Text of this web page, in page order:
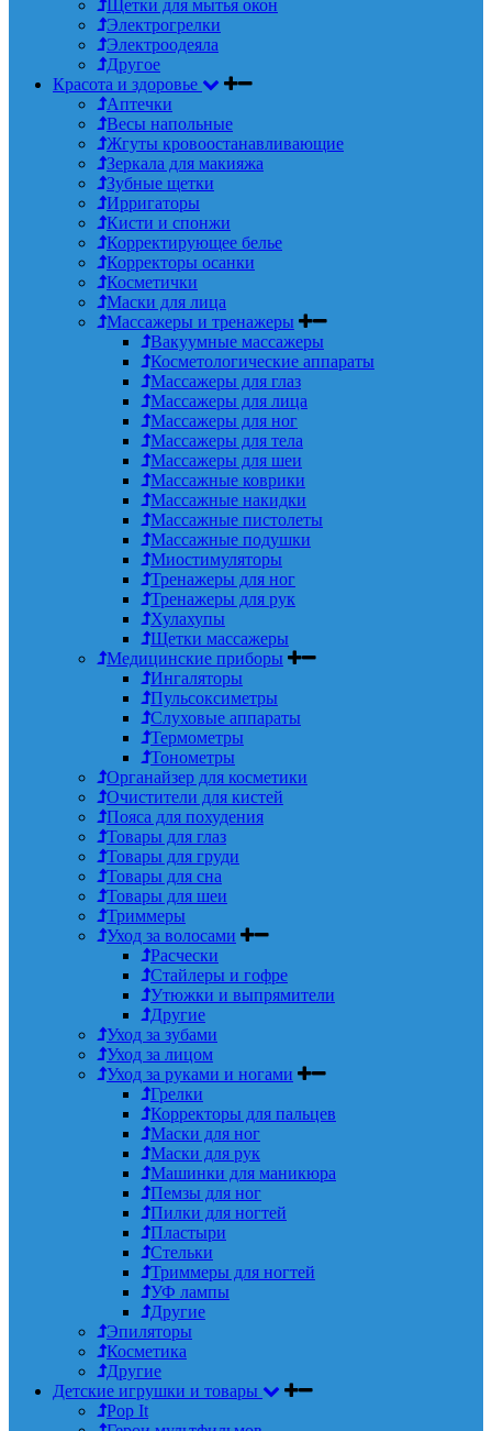
Щетки для мытья окон
Электрогрелки
Электроодеяла
Другое
Красота и здоровье
Аптечки
Весы напольные
Жгуты кровоостанавливающие
Зеркала для макияжа
Зубные щетки
Ирригаторы
Кисти и спонжи
Корректирующее белье
Корректоры осанки
Косметички
Маски для лица
Массажеры и тренажеры
Вакуумные массажеры
Косметологические аппараты
Массажеры для глаз
Массажеры для лица
Массажеры для ног
Массажеры для тела
Массажеры для шеи
Массажные коврики
Массажные накидки
Массажные пистолеты
Массажные подушки
Миостимуляторы
Тренажеры для ног
Тренажеры для рук
Хулахупы
Щетки массажеры
Медицинские приборы
Ингаляторы
Пульсоксиметры
Слуховые аппараты
Термометры
Тонометры
Органайзер для косметики
Очистители для кистей
Пояса для похудения
Товары для глаз
Товары для груди
Товары для сна
Товары для шеи
Триммеры
Уход за волосами
Расчески
Стайлеры и гофре
Утюжки и выпрямители
Другие
Уход за зубами
Уход за лицом
Уход за руками и ногами
Грелки
Корректоры для пальцев
Маски для ног
Маски для рук
Машинки для маникюра
Пемзы для ног
Пилки для ногтей
Пластыри
Стельки
Триммеры для ногтей
УФ лампы
Другие
Эпиляторы
Косметика
Другие
Детские игрушки и товары
Pop It